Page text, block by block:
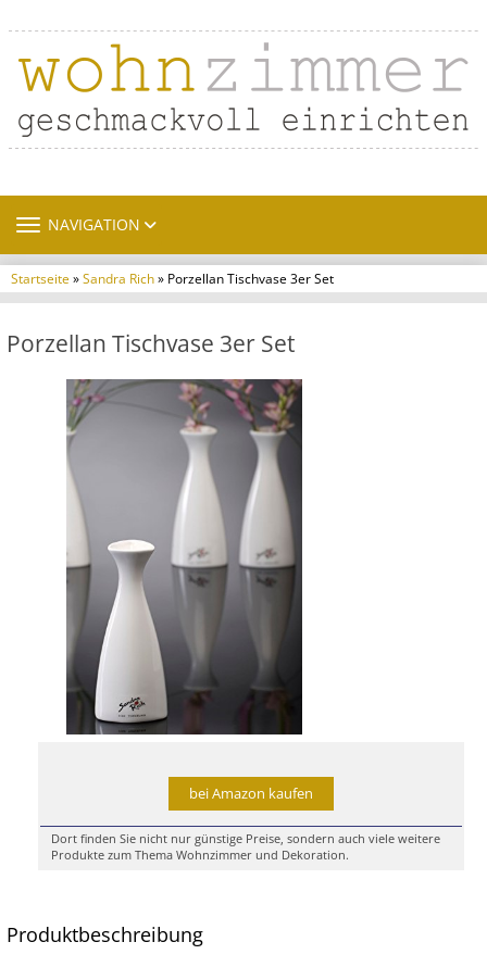
TOGGLE NAVIGATION
NAVIGATION
Startseite»Sandra Rich» Porzellan Tischvase 3er Set
Porzellan Tischvase 3er Set
bei Amazon kaufen
Dort finden Sie nicht nur günstige Preise, sondern auch viele weitere
Produkte zum Thema Wohnzimmer und Dekoration.
Produktbeschreibung